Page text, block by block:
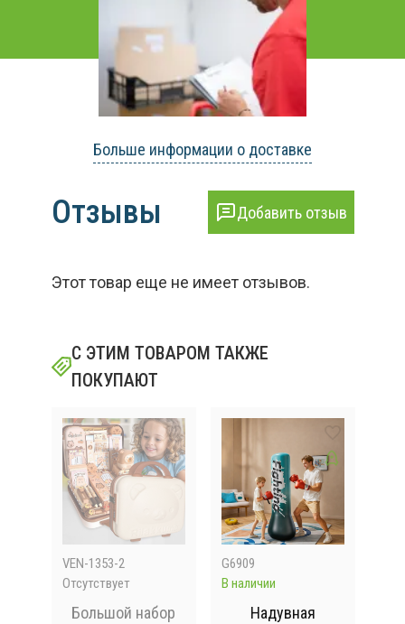
Больше информации о доставке
Отзывы Добавить отзыв
Этот товар еще не имеет отзывов.
С ЭТИМ ТОВАРОМ ТАКЖЕ
ПОКУПАЮТ
VEN-1353-2
Отсутствует
Большой набор
G6909
В наличии
Надувная